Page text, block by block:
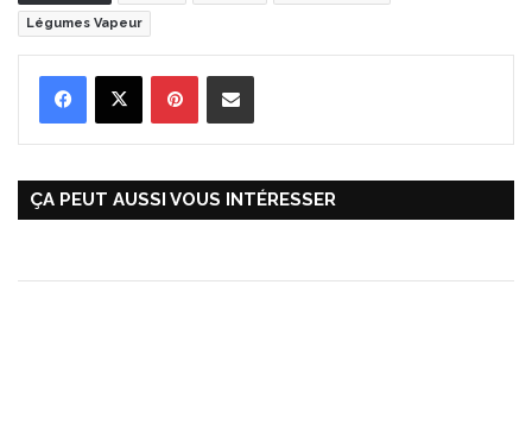
Légumes Vapeur
ÇA PEUT AUSSI VOUS INTÉRESSER